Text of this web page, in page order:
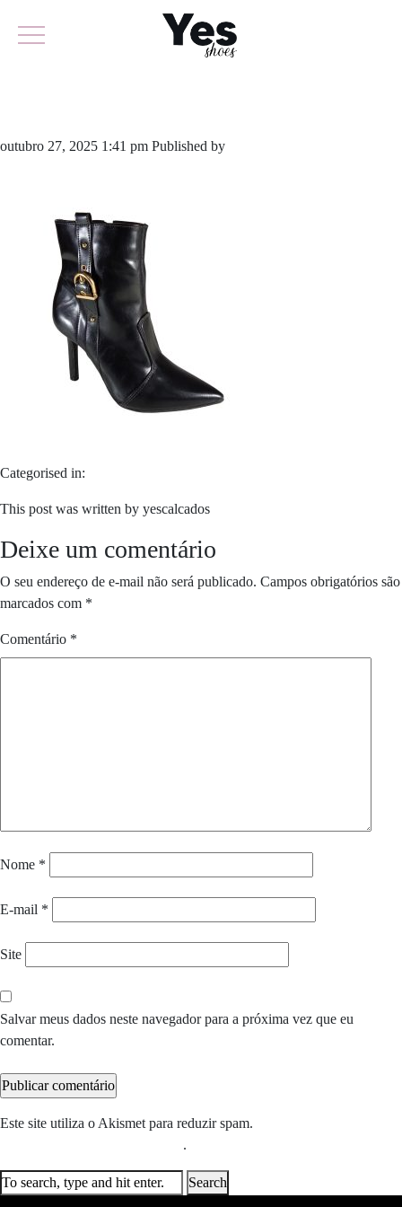
outubro 27, 2025 1:41 pm Published by
Categorised in:
This post was written by yescalcados
Deixe um comentário
O seu endereço de e-mail não será publicado. Campos obrigatórios são
marcados com *
Comentário *
Nome *
E-mail *
Site
Salvar meus dados neste navegador para a próxima vez que eu
comentar.
Este site utiliza o Akismet para reduzir spam.
.
Search